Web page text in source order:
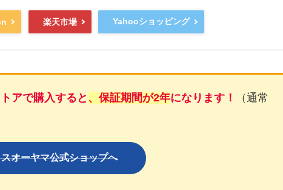
楽天市場 Yahooショッピング
アで購入すると、保証期間が2年になります！
（通常
オーヤマ公式ショップへ